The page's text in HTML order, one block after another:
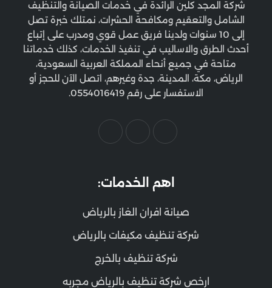
شركة المجد كلين الرائدة في خدمات الصيانة والتنظيف
الشامل والتعقيم ومكافحة الحشرات، نمتلك خبرة تصل
إلى 10 سنوات ولدينا فريق عمل قوي ومدرب على إتباع
أحدث الطرق والاساليب في تنفيذ الخدمات، كذلك خدماتنا
متاحة في جميع أنحاء المملكة العربية السعودية،
الرياض، مكة، المدينة، جدة وغيرهم، اتصل الآن للحجز أو
الاستفسار على رقم 0554016419.
اهم الخدمات:
صيانة افران الغاز بالرياض
شركة تنظيف مكيفات بالرياض
شركة تنظيف بالخرج
ارخص شركة تنظيف بالرياض مجربه